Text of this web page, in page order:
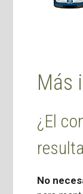
Más
¿El
No